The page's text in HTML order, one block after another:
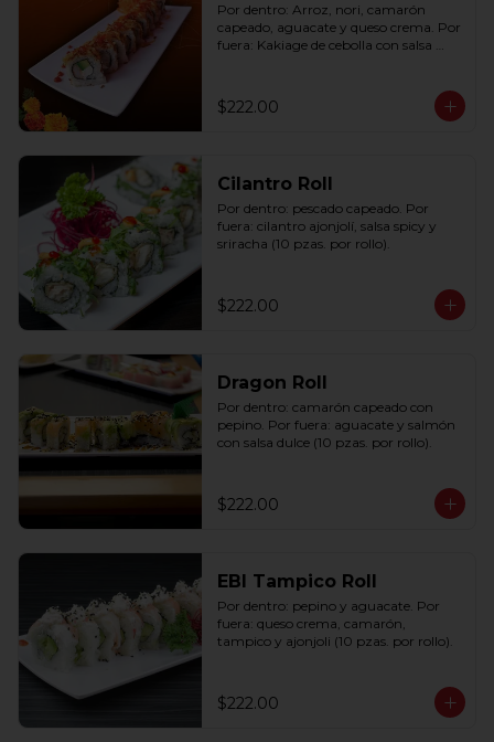
Por dentro: Arroz, nori, camarón
capeado, aguacate y queso crema. Por
fuera: Kakiage de cebolla con salsa
$222.00
Cilantro Roll
Por dentro: pescado capeado. Por
fuera: cilantro ajonjolí, salsa spicy y
sriracha (10 pzas. por rollo).
$222.00
Dragon Roll
Por dentro: camarón capeado con
pepino. Por fuera: aguacate y salmón
con salsa dulce (10 pzas. por rollo).
$222.00
EBI Tampico Roll
Por dentro: pepino y aguacate. Por
fuera: queso crema, camarón,
tampico y ajonjoli (10 pzas. por rollo).
$222.00